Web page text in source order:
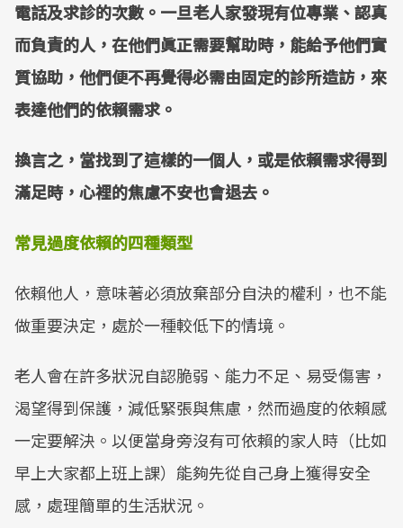
電話及求診的次數。一旦老人家發現有位專業、認真
而負責的人，在他們眞正需要幫助時，能給予他們實
質協助，他們便不再覺得必需由固定的診所造訪，來
表達他們的依賴需求。
換言之，當找到了這樣的一個人，或是依賴需求得到
滿足時，心裡的焦慮不安也會退去。
常見過度依賴的四種類型
依賴他人，意味著必須放棄部分自決的權利，也不能
做重要決定，處於一種較低下的情境。
老人會在許多狀況自認脆弱、能力不足、易受傷害，
渴望得到保護，減低緊張與焦慮，然而過度的依賴感
一定要解決。以便當身旁沒有可依賴的家人時（比如
早上大家都上班上課）能夠先從自己身上獲得安全
感，處理簡單的生活狀況。